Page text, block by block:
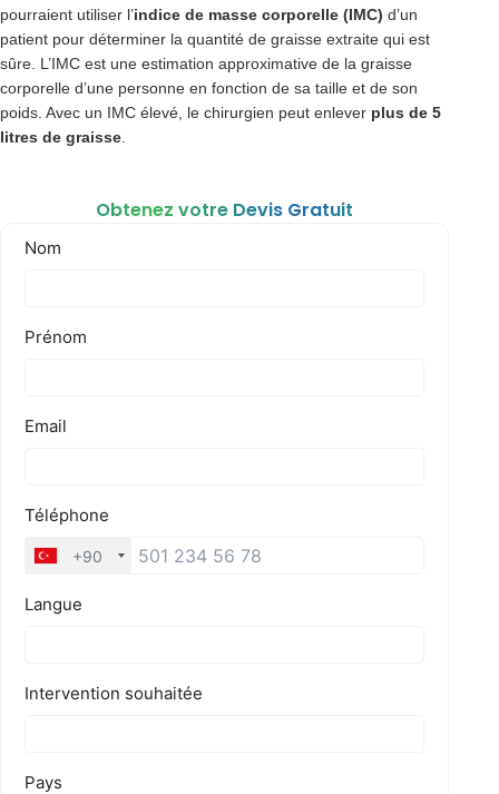
pourraient utiliser l’indice de masse corporelle (IMC) d’un
patient pour déterminer la quantité de graisse extraite qui est
sûre. L’IMC est une estimation approximative de la graisse
corporelle d’une personne en fonction de sa taille et de son
poids. Avec un IMC élevé, le chirurgien peut enlever plus de 5
litres de graisse
Obtenez votre Devis Gratuit